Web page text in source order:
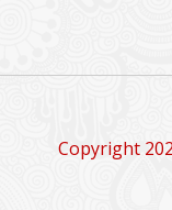
Copyright